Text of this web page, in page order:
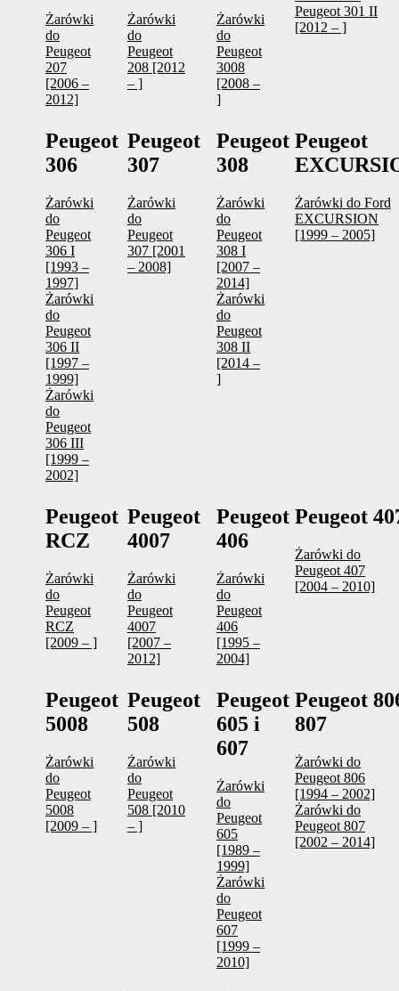
Żarówki
do
Peugeot
207
[2006 –
2012]
Żarówki
do
Peugeot
208 [2012
– ]
Żarówki
do
Peugeot
3008
[2008 –
]
Peugeot 301 II
[2012 – ]
Peugeot
306
Żarówki
do
Peugeot
306 I
[1993 –
1997]
Żarówki
do
Peugeot
306 II
[1997 –
1999]
Żarówki
do
Peugeot
306 III
[1999 –
2002]
Peugeot
307
Żarówki
do
Peugeot
307 [2001
– 2008]
Peugeot
308
Żarówki
do
Peugeot
308 I
[2007 –
2014]
Żarówki
do
Peugeot
308 II
[2014 –
]
Peugeot
Żarówki do Ford
EXCURSION
[1999 – 2005]
Peugeot
RCZ
Żarówki
do
Peugeot
RCZ
[2009 – ]
Peugeot
4007
Żarówki
do
Peugeot
4007
[2007 –
2012]
Peugeot
406
Żarówki
do
Peugeot
406
[1995 –
2004]
Peugeot
Żarówki do
Peugeot 407
[2004 – 2010]
Peugeot
5008
Żarówki
do
Peugeot
5008
[2009 – ]
Peugeot
508
Żarówki
do
Peugeot
508 [2010
– ]
Peugeot
605 i
607
Żarówki
do
Peugeot
605
[1989 –
1999]
Żarówki
do
Peugeot
607
[1999 –
2010]
Peugeot
807
Żarówki do
Peugeot 806
[1994 – 2002]
Żarówki do
Peugeot 807
[2002 – 2014]